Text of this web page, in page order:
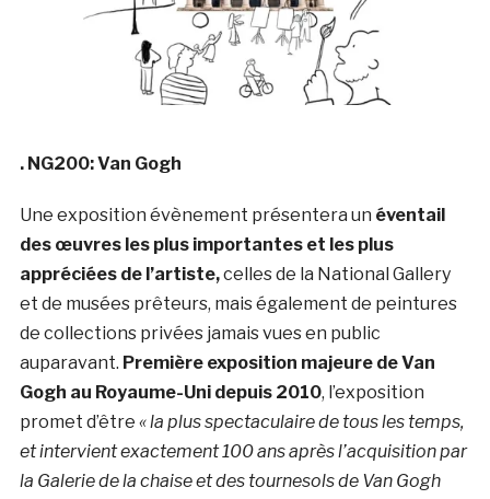
. NG200: Van Gogh
Une exposition évènement présentera un éventail
des œuvres les plus importantes et les plus
appréciées de l’artiste,celles de la National Gallery
et de musées prêteurs, mais également de peintures
de collections privées jamais vues en public
auparavant. Première exposition majeure de Van
Gogh au Royaume-Uni depuis 2010, l’exposition
promet d’être « la plus spectaculaire de tous les temps,
et intervient exactement 100 ans après l’acquisition par
la Galerie de la chaise et des tournesols de Van Gogh